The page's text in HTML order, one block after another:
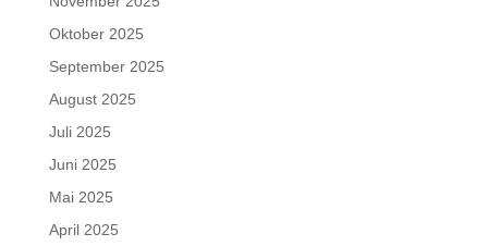
Oktober 2025
September 2025
August 2025
Juli 2025
Juni 2025
Mai 2025
April 2025